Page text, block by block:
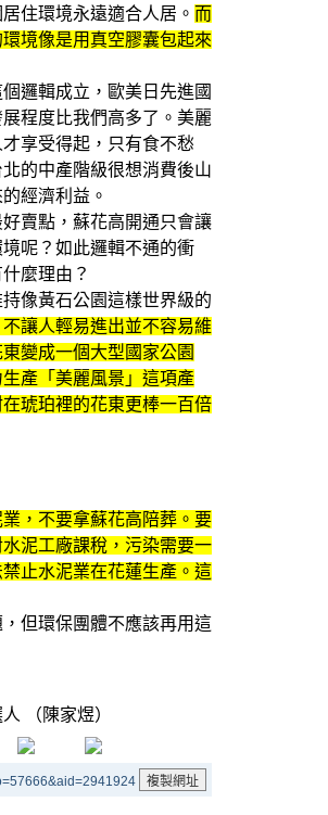
住環境永遠適合人居。 而
境像是用真空膠囊包起來
邏輯成立，歐美日先進國
程度比我們高多了。美麗
享受得起，只有食不愁
的中產階級很想消費後山
經濟利益。
賣點，蘇花高開通只會讓
呢？如此邏輯不通的衝
麼理由？
像黃石公園這樣世界級的
讓人輕易進出並不容易維
變成一個大型國家公園
產「美麗風景」這項產
琥珀裡的花東更棒一百倍
，不要拿蘇花高陪葬。要
泥工廠課稅，污染需要一
止水泥業在花蓮生產。這
但環保團體不應該再用這
（陳家煜）